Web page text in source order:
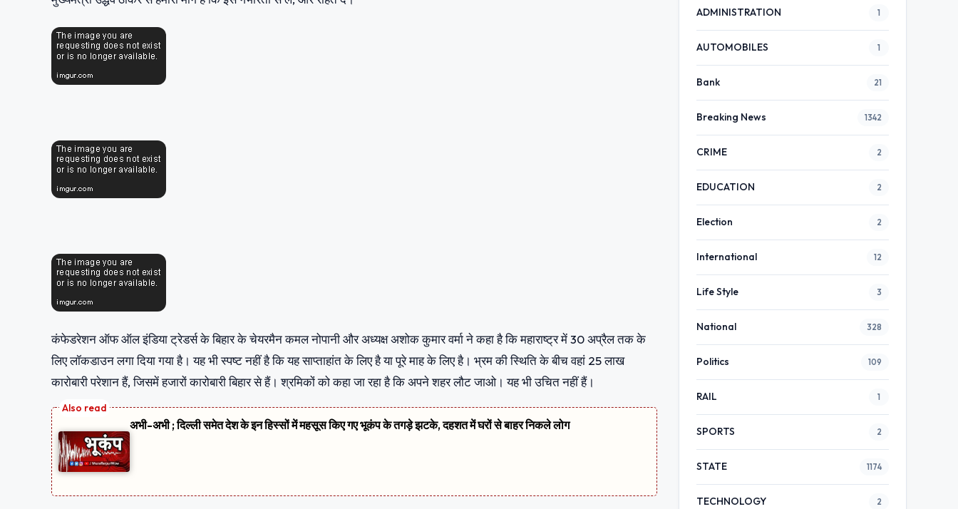
कंफेडरेशन ऑफ ऑल इंडिया ट्रेडर्स के बिहार के चेयरमैन कमल नोपानी और अध्यक्ष अशोक कुमार वर्मा ने कहा है कि महाराष्ट्र में 30 अप्रैल तक के
लिए लॉकडाउन लगा दिया गया है। यह भी स्पष्ट नहीं है कि यह साप्ताहांत के लिए है या पूरे माह के लिए है। भ्रम की स्थिति के बीच वहां 25 लाख
कारोबारी परेशान हैं, जिसमें हजारों कारोबारी बिहार से हैं। श्रमिकों को कहा जा रहा है कि अपने शहर लौट जाओ। यह भी उचित नहीं हैं।
अभी-अभी ; दिल्ली समेत देश के इन हिस्सों में महसूस किए गए भूकंप के तगड़े झटके, दहशत में घरों से बाहर निकले लोग
ADMINISTRATION 1
AUTOMOBILES 1
Bank 21
Breaking News 1342
CRIME 2
EDUCATION 2
Election 2
International 12
Life Style 3
National 328
Politics 109
RAIL 1
SPORTS 2
STATE 1174
TECHNOLOGY 2